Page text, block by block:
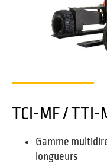
TCI-MF / TTI-
Gamme
longueurs